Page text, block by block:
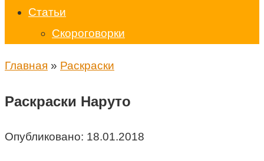
Статьи
Скороговорки
Главная » Раскраски
Раскраски Наруто
Опубликовано: 18.01.2018